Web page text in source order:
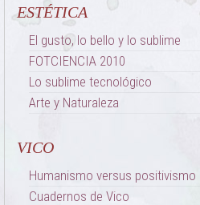
ESTÉTICA
El gusto, lo bello y lo sublime
FOTCIENCIA 2010
Lo sublime tecnológico
Arte y Naturaleza
VICO
Humanismo versus positivismo
Cuadernos de Vico